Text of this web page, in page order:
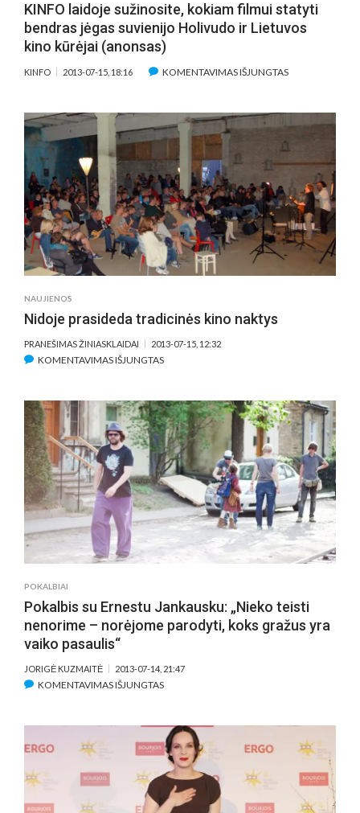
KINFO laidoje sužinosite, kokiam filmui statyti
bendras jėgas suvienijo Holivudo ir Lietuvos
kino kūrėjai (anonsas)
KINFO 2013-07-15, 18:16 KOMENTAVIMAS IŠJUNGTASĮRAŠE
SUŽINOSITE,
FILMUI
STATYTI
BENDRAS
JĖGAS
SUVIENIJO
HOLIVUDO
LIETUVOS
NAUJIENOS
Nidoje prasideda tradicinės kino naktys
PRANEŠIMAS ŽINIASKLAIDAI 2013-07-15, 12:32
KOMENTAVIMAS IŠJUNGTASĮRAŠE
TRADICINĖS
KINO
NAKTYS
POKALBIAI
Pokalbis su Ernestu Jankausku: „Nieko teisti
nenorime – norėjome parodyti, koks gražus yra
vaiko pasaulis“
JORIGĖ KUZMAITĖ 2013-07-14, 21:47
KOMENTAVIMAS IŠJUNGTASĮRAŠE
ERNESTU
JANKAUSKU:
„NIEKO
TEISTI
NENORIME